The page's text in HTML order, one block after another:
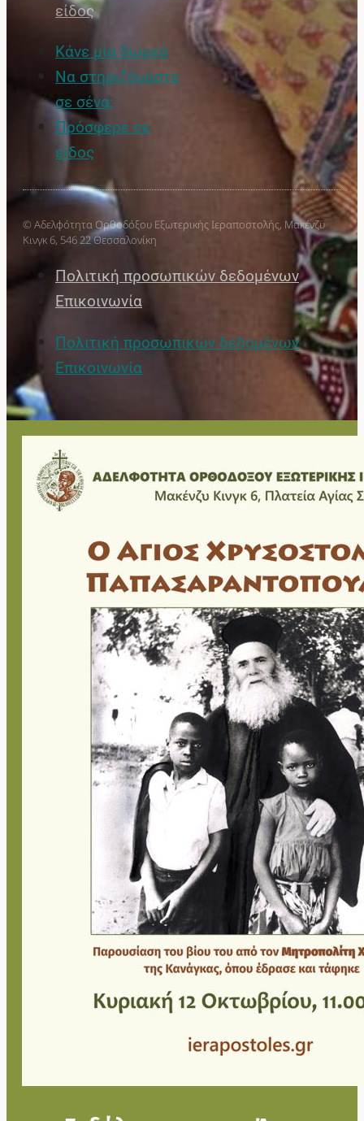
είδος
Κάνε μία δωρεά
Να στηριζόμαστε
σε σένα;
Πρόσφερε σε
είδος
© Αδελφότητα Ορθοδόξου Εξωτερικής Ιεραποστολής, Μακένζυ
Κινγκ 6, 546 22 Θεσσαλονίκη
Πολιτική προσωπικών δεδομένων
Επικοινωνία
Πολιτική προσωπικών δεδομένων
Επικοινωνία